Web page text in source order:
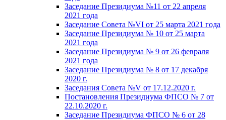
Заседание Президиума №11 от 22 апреля
2021 года
Заседание Совета №VI от 25 марта 2021 года
Заседание Президиума № 10 от 25 марта
2021 года
Заседание Президиума № 9 от 26 февраля
2021 года
Заседание Президиума № 8 от 17 декабря
2020 г.
Заседания Совета №V от 17.12.2020 г.
Постановления Президиума ФПСО № 7 от
22.10.2020 г.
Заседание Президиума ФПСО № 6 от 28